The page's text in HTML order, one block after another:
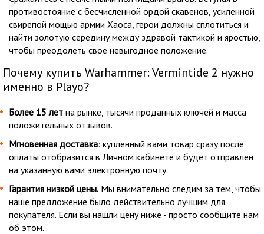
противостояние с бесчисленной ордой скавенов, усиленной
свирепой мощью армии Хаоса, герои должны сплотиться и
найти золотую середину между здравой тактикой и яростью,
чтобы преодолеть свое невыгодное положение.
Почему купить Warhammer: Vermintide 2 нужно
именно в Playo?
Более 15 лет на рынке, тысячи проданных ключей и масса
положительных отзывов.
Мгновенная доставка: купленный вами товар сразу после
оплаты отобразится в Личном кабинете и будет отправлен
на указанную вами электронную почту.
Гарантия низкой цены. Мы внимательно следим за тем, чтобы
наше предложение было действительно лучшим для
покупателя. Если вы нашли цену ниже - просто сообщите нам
об этом.